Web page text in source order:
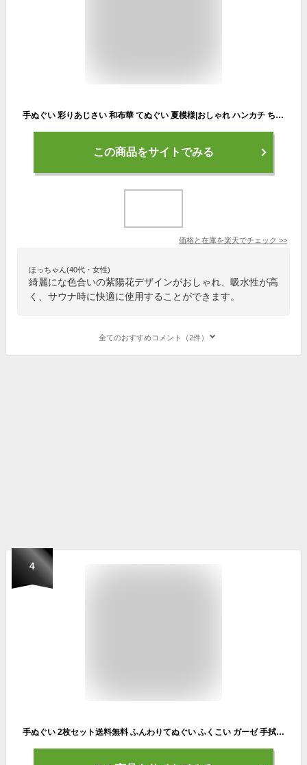
手ぬぐい 彩りあじさい 和布華 てぬぐい 夏模様|おしゃれ ハンカチ ちょっとした プレゼント プチギフト ギフト かわいい オシャレ 和柄 日本手ぬぐい 季節 夏柄 タペストリー 手拭い インテリア 壁掛け 薄い 薄手 紫陽花 レディース 女性 夏 祖母 注染 日本製 実用的
この商品をサイトでみる
価格と在庫を楽天でチェック >>
ほっちゃん(40代・女性)
綺麗にな色合いの紫陽花デザインがおしゃれ、吸水性が高
く、サウナ時に快適に使用することができます。
全てのおすすめコメント（2件）
4
手ぬぐい 2枚セット送料無料 ふんわりてぬぐい ふくこい ガーゼ 手拭い 日本製 綿100％ まとめ買い 晒し マスク生地 タオル